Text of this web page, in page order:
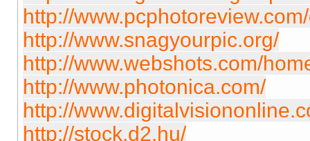
http://
http://www.snagyourpic.org/
http://www.webshots.com/
http://www.photonica.com/
http://
http://stock.d2.hu/